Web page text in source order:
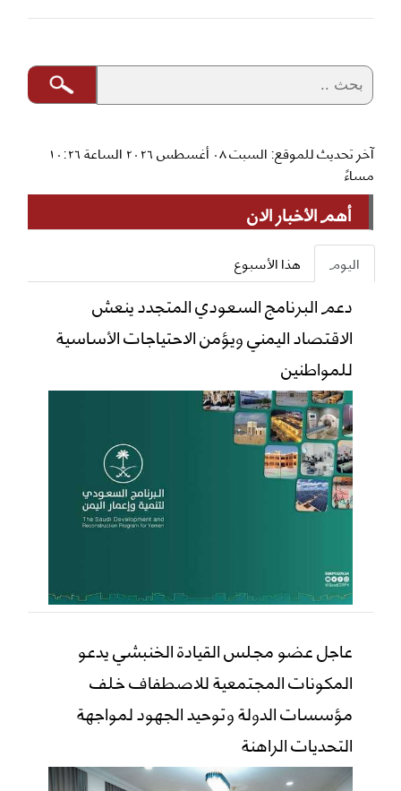
آخر تحديث للموقع: السبت ٠٨ أغسطس ٢٠٢٦ الساعة ١٠:٢٦
مساءً
أهم الأخبار الان
اليوم هذا الأسبوع
دعم البرنامج السعودي المتجدد ينعش
الاقتصاد اليمني ويؤمن الاحتياجات الأساسية
للمواطنين
عاجل عضو مجلس القيادة الخنبشي يدعو
المكونات المجتمعية للاصطفاف خلف
مؤسسات الدولة وتوحيد الجهود لمواجهة
التحديات الراهنة